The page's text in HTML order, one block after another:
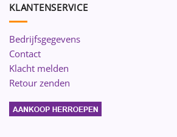
KLANTENSERVICE
Bedrijfsgegevens
Contact
Klacht melden
Retour zenden